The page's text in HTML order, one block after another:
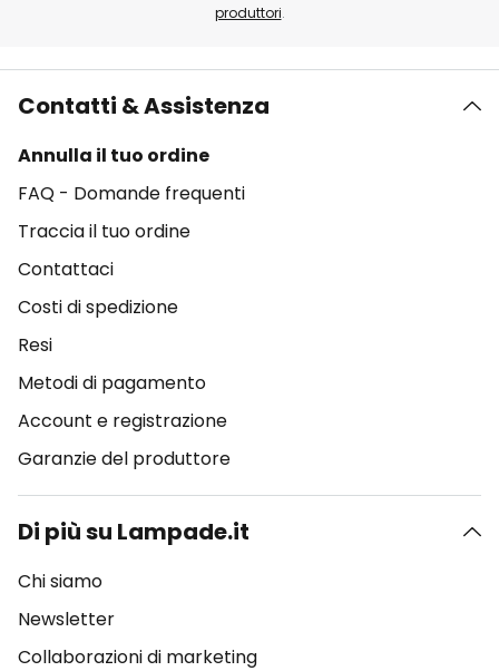
produttori.
Contatti & Assistenza
Annulla il tuo ordine
FAQ - Domande frequenti
Traccia il tuo ordine
Contattaci
Costi di spedizione
Resi
Metodi di pagamento
Account e registrazione
Garanzie del produttore
Di più su Lampade.it
Chi siamo
Newsletter
Collaborazioni di marketing